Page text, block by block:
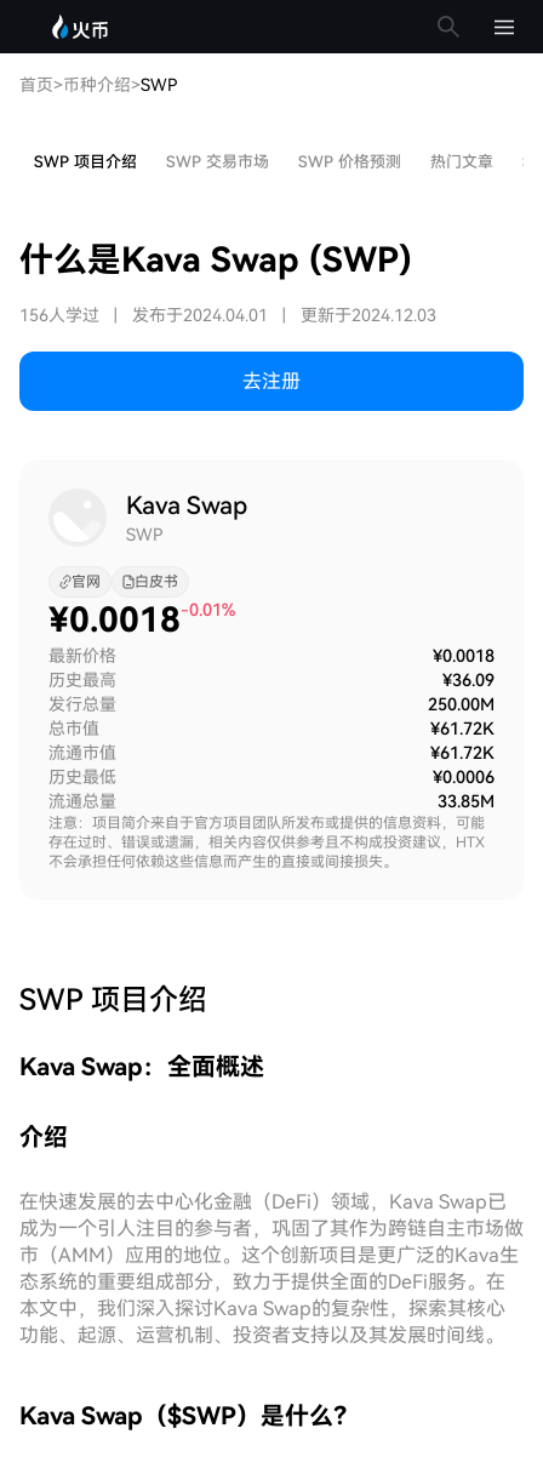
首页>币种介绍>SWP
SWP 项目介绍 SWP 交易市场 SWP 价格预测 热门文章
什么是Kava Swap (SWP)
156人学过 发布于2024.04.01 更新于2024.12.03
去注册
Kava Swap
SWP
官网 白皮书
¥0.0018-0.01%
最新价格
¥0.0018
历史最高
¥36.09
发行总量
250.00M
总市值
¥61.72K
流通市值
¥61.72K
历史最低
¥0.0006
流通总量
33.85M
注意：项目简介来自于官方项目团队所发布或提供的信息资料，可能
存在过时、错误或遗漏，相关内容仅供参考且不构成投资建议，HTX
不会承担任何依赖这些信息而产生的直接或间接损失。
SWP 项目介绍
Kava Swap：全面概述
介绍
在快速发展的去中心化金融（DeFi）领域，Kava Swap已
成为一个引人注目的参与者，巩固了其作为跨链自主市场做
市（AMM）应用的地位。这个创新项目是更广泛的Kava生
态系统的重要组成部分，致力于提供全面的DeFi服务。在
本文中，我们深入探讨Kava Swap的复杂性，探索其核心
功能、起源、运营机制、投资者支持以及其发展时间线。
Kava Swap（$SWP）是什么？